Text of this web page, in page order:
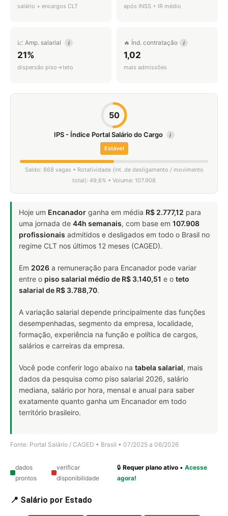
salário + encargos CLT após INSS + IR médio
📈 Amp. salarial i
21%
dispersão piso→teto
🔥 Índ. contratação i
1,02
mais admissões
50
IPS - Índice Portal Salário do Cargo i
Estável
Saldo: 868 vagas • Rotatividade (int. de desligamento / movimento
total): 49,6% • Volume: 107.908
Hoje um Encanador ganha em média R$ 2.777,12 para
uma jornada de 44h semanais, com base em 107.908
profissionais admitidos e desligados em todo o Brasil no
regime CLT nos últimos 12 meses (CAGED).
Em 2026 a remuneração para Encanador pode variar
entre o piso salarial médio de R$ 3.140,51 e o teto
salarial de R$ 3.788,70.
A variação salarial depende principalmente das funções
desempenhadas, segmento da empresa, localidade,
formação, experiência na função e política de cargos,
salários e carreiras da empresa.
Você pode conferir logo abaixo na tabela salarial, mais
dados da pesquisa como piso salarial 2026, salário
mediana, salário por hora, mensal e anual para saber
exatamente quanto ganha um Encanador em todo
território brasileiro.
Fonte: Portal Salário / CAGED • Brasil • 07/2025 a 06/2026
dados
prontos
verificar
disponibilidade
🔒Requer plano ativo •Acesse
agora!
📍 Salário por Estado